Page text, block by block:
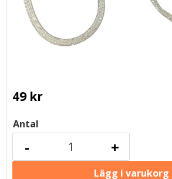
49kr
Antal
+
-